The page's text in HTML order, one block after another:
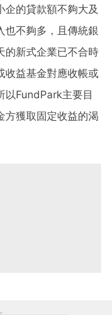
的貸款額不夠大及
也不夠多，且傳統銀
的新式企業已不合時
收益基金對應收帳或
以FundPark主要目
方獲取固定收益的渴